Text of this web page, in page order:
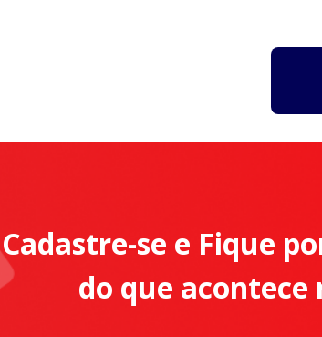
Cadastre-se e Fique
do que acontece